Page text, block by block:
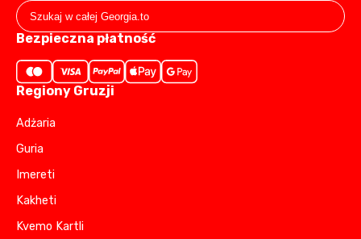
Bezpieczna płatność
Regiony Gruzji
Adżaria
Guria
Imereti
Kakheti
Kvemo Kartli